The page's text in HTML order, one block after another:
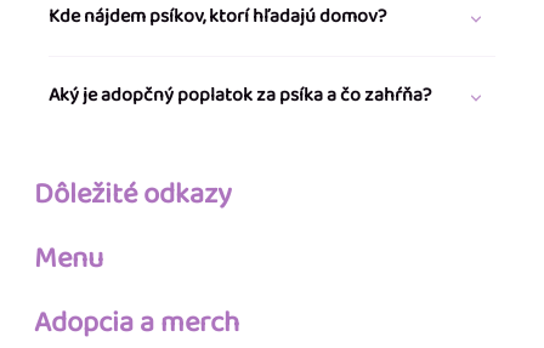
Kde nájdem psíkov, ktorí hľadajú domov?
Aký je adopčný poplatok za psíka a čo zahŕňa?
Dôležité odkazy
Menu
Adopcia a merch